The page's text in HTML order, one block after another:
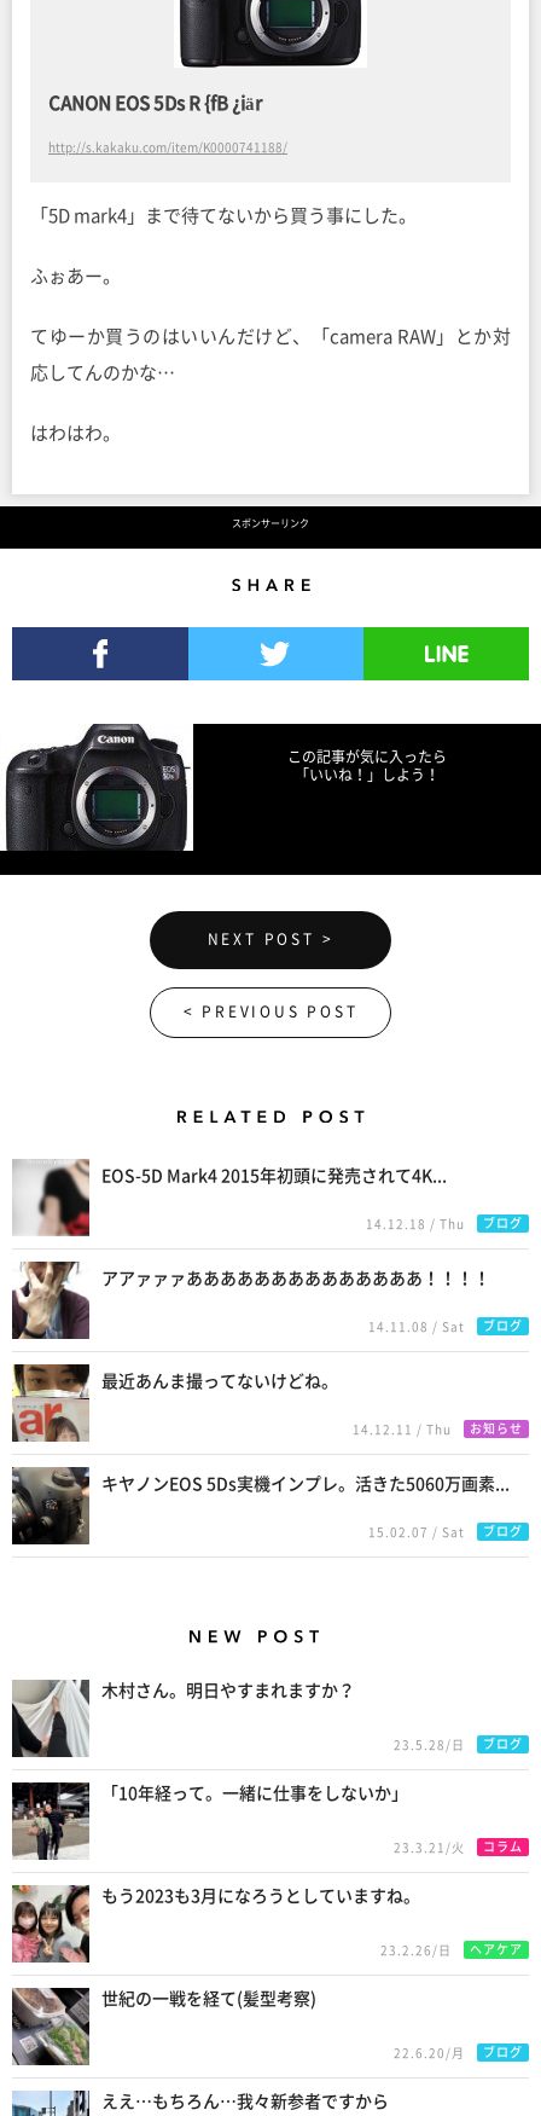
CANON EOS 5Ds R {fB ¿iär
http://s.kakaku.com/item/K0000741188/
「5D mark4」まで待てないから買う事にした。
ふぉあー。
てゆーか買うのはいいんだけど、「camera RAW」とか対
応してんのかな…
はわはわ。
スポンサーリンク
この記事が気に入ったら
「いいね！」しよう！
NEXT POST >
< PREVIOUS POST
EOS-5D Mark4 2015年初頭に発売されて4K...
14.12.18 / Thu ブログ
アアァァァああああああああああああああ！！！！
14.11.08 / Sat ブログ
最近あんま撮ってないけどね。
14.12.11 / Thu お知らせ
キヤノンEOS 5Ds実機インプレ。活きた5060万画素...
15.02.07 / Sat ブログ
木村さん。明日やすまれますか？
23.5.28/日 ブログ
「10年経って。一緒に仕事をしないか」
23.3.21/火 コラム
もう2023も3月になろうとしていますね。
23.2.26/日 ヘアケア
世紀の一戦を経て(髪型考察)
22.6.20/月 ブログ
ええ…もちろん…我々新参者ですから